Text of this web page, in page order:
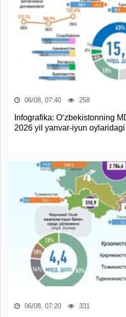
06/08, 07:40 258
Infografika: O‘zbekistonning
2026 yil yanvar-iyun
06/08, 07:20 331